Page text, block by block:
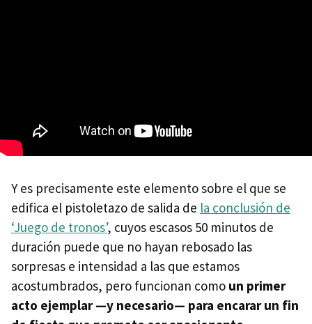
Y es precisamente este elemento sobre el que se
edifica el pistoletazo de salida de la conclusión de
‘Juego de tronos’, cuyos escasos 50 minutos de
duración puede que no hayan rebosado las
sorpresas e intensidad a las que estamos
acostumbrados, pero funcionan como un primer
acto ejemplar —y necesario— para encarar un fin